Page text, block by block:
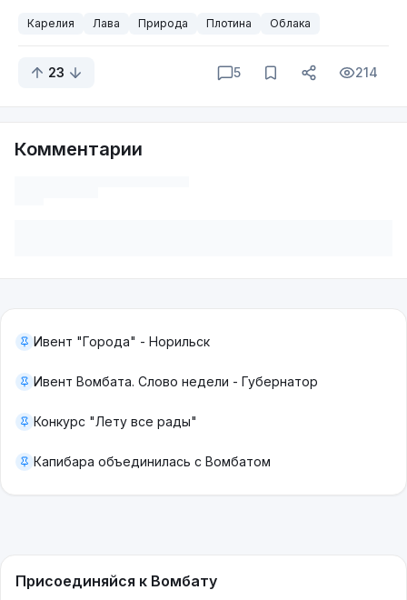
Карелия Лава Природа Плотина Облака
23 5 214
Комментарии
Ивент "Города" - Норильск
Ивент Вомбата. Слово недели - Губернатор
Конкурс "Лету все рады"
Капибара объединилась с Вомбатом
Присоединяйся к Вомбату